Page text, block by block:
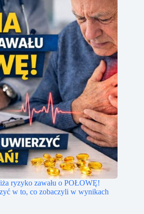
ryzyko zawału o POŁOWĘ!
w to, co zobaczyli w wynikach